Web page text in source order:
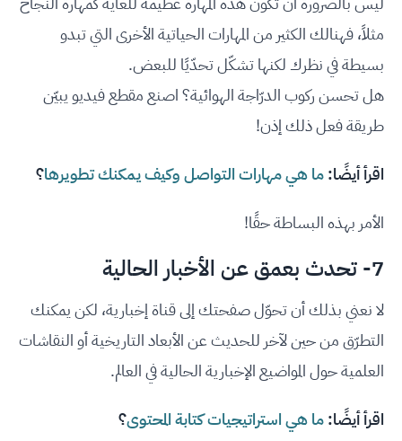
مثلاً، فهنالك الكثير من المهارات الحياتية الأخرى التي تبدو
بسيطة في نظرك لكنها تشكّل تحدّيًا للبعض.
هل تحسن ركوب الدرّاجة الهوائية؟ اصنع مقطع فيديو يبيّن
طريقة فعل ذلك إذن!
اقرأ أيضًا:ما هي مهارات التواصل وكيف يمكنك تطويرها؟
الأمر بهذه البساطة حقًا!
7- تحدث بعمق عن الأخبار الحالية
لا نعني بذلك أن تحوّل صفحتك إلى قناة إخبارية، لكن يمكنك
التطرّق من حين لآخر للحديث عن الأبعاد التاريخية أو النقاشات
العلمية حول المواضيع الإخبارية الحالية في العالم.
اقرأ أيضًا:ما هي استراتيجيات كتابة المحتوى؟